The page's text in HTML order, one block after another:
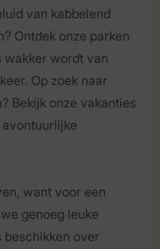
van kabbelend
Ontdek onze parken
wakker wordt van
Op zoek naar
Bekijk onze vakanties
want voor een
genoeg leuke
beschikken over